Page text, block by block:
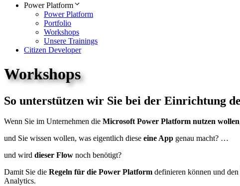
Power Platform
Power Platform
Portfolio
Workshops
Unsere Trainings
Citizen Developer
Workshops
So unterstützen wir Sie bei der Einrichtung
Wenn Sie im Unternehmen die Microsoft Power Platform nutzen wollen
und Sie wissen wollen, was eigentlich diese eine App genau macht? …
und wird dieser Flow noch benötigt?
Damit Sie die Regeln für die Power Platform definieren können und
Analytics.